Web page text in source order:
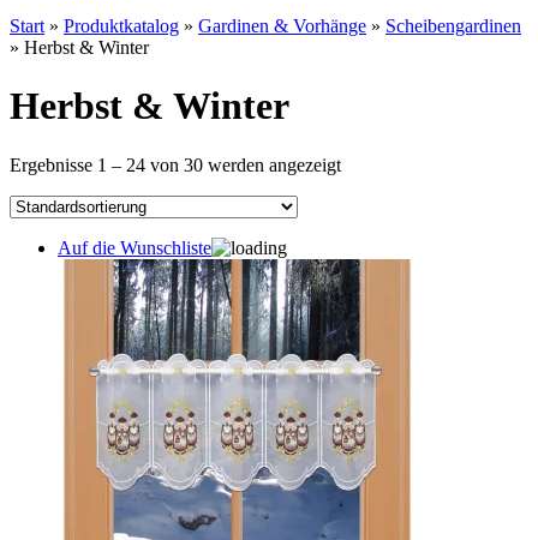
Start » Produktkatalog » Gardinen & Vorhänge » Scheibengardinen
» Herbst & Winter
Herbst & Winter
Ergebnisse 1 – 24 von 30 werden angezeigt
Auf die Wunschliste